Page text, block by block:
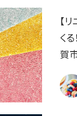
【
く
賀